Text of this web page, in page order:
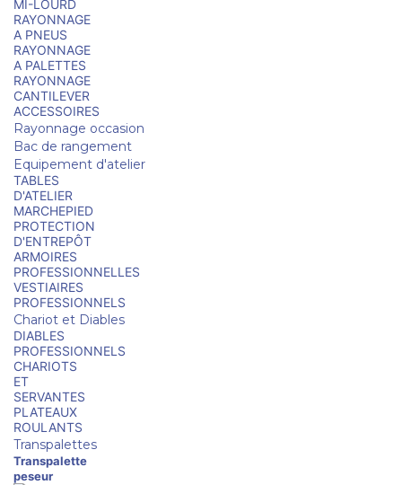
MI-LOURD
RAYONNAGE
A PNEUS
RAYONNAGE
A PALETTES
RAYONNAGE
CANTILEVER
ACCESSOIRES
Rayonnage occasion
Bac de rangement
Equipement d'atelier
TABLES
D'ATELIER
MARCHEPIED
PROTECTION
D'ENTREPÔT
ARMOIRES
PROFESSIONNELLES
VESTIAIRES
PROFESSIONNELS
Chariot et Diables
DIABLES
PROFESSIONNELS
CHARIOTS
ET
SERVANTES
PLATEAUX
ROULANTS
Transpalettes
Transpalette
peseur